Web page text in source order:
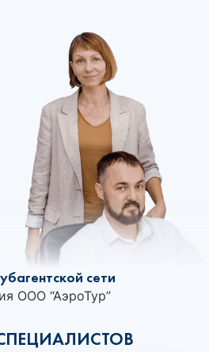
сети
ООО “АэроТур”